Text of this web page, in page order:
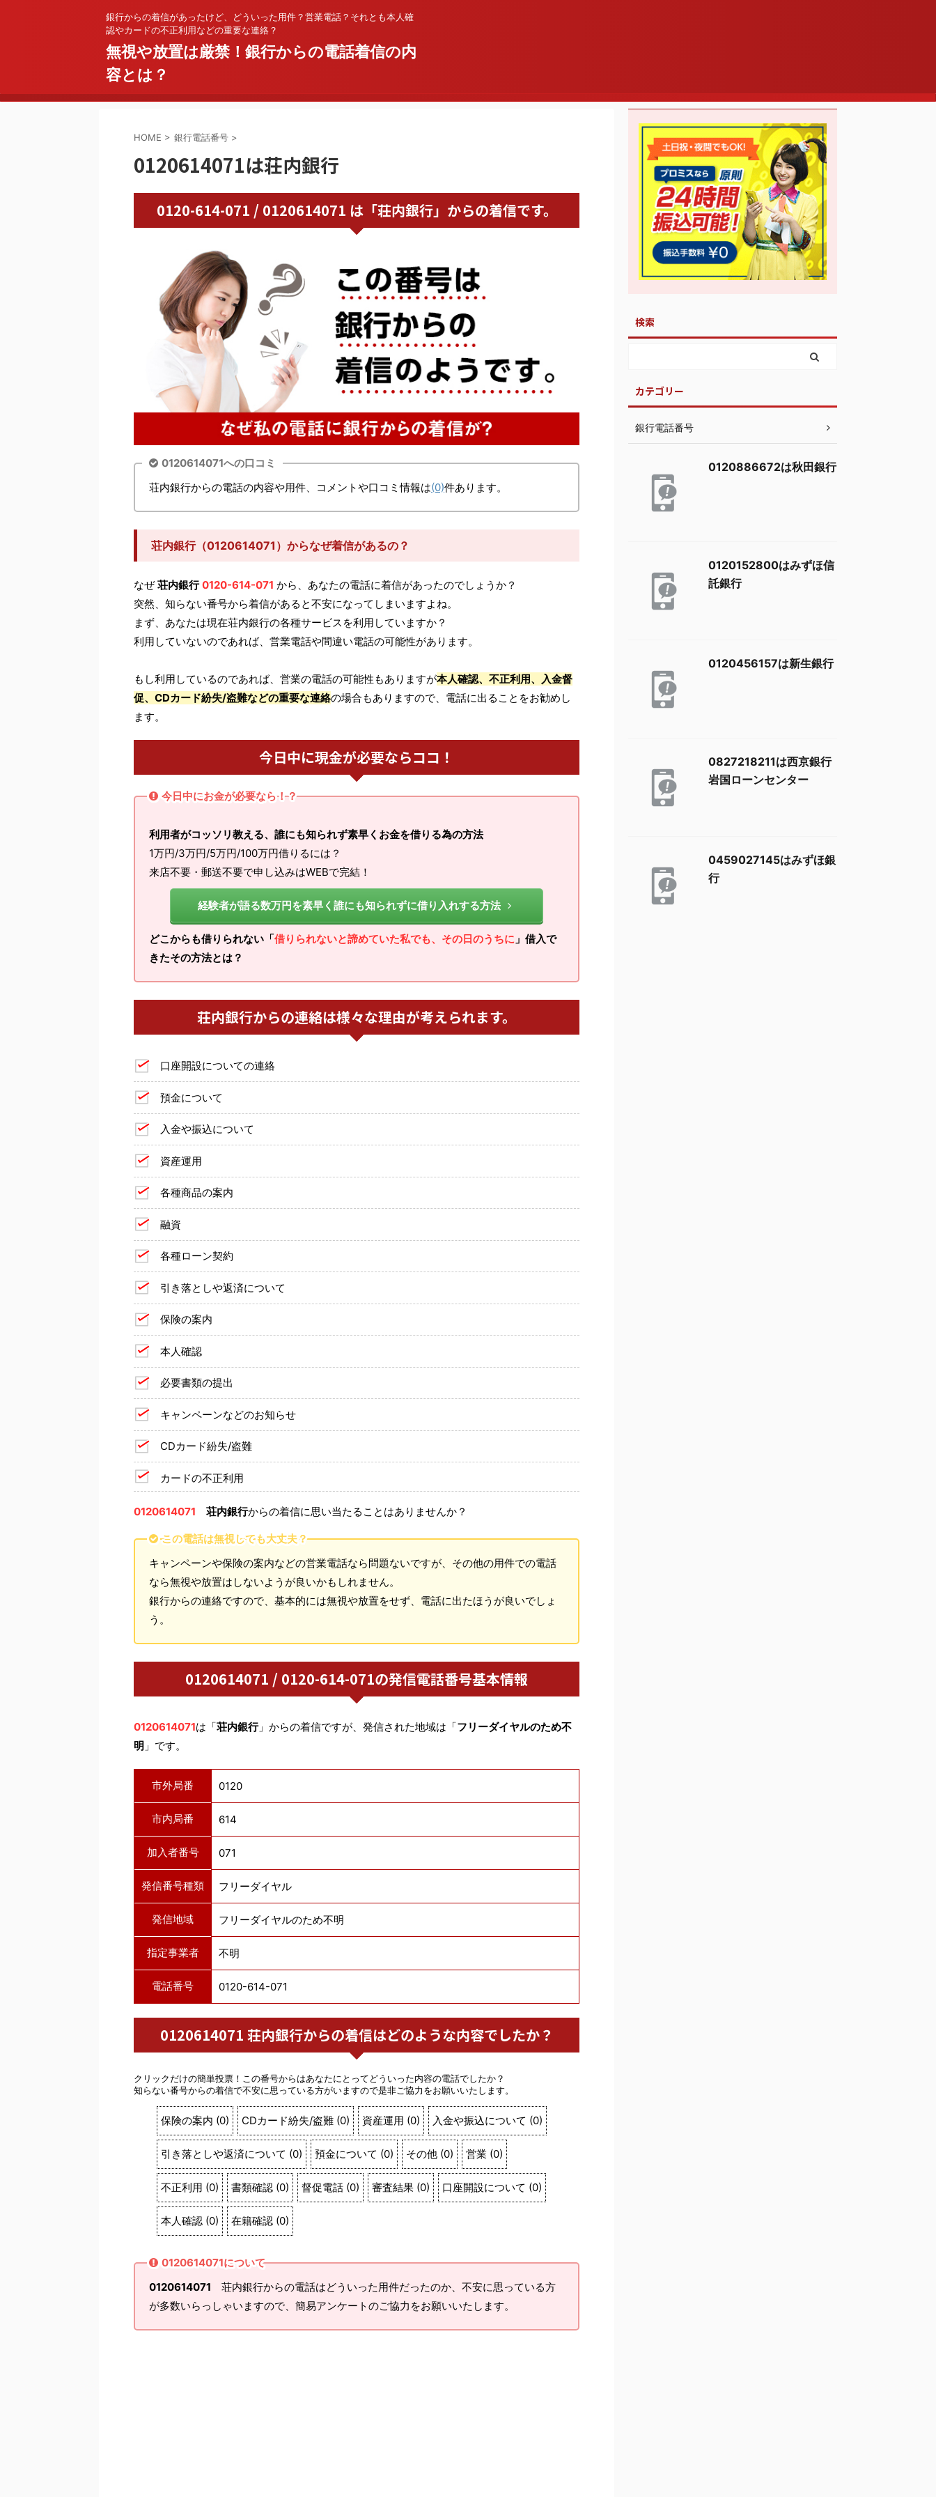
銀行からの着信があったけど、どういった用件？営業電話？それとも本人確
認やカードの不正利用などの重要な連絡？
無視や放置は厳禁！銀行からの電話着信の内
容とは？
HOME > 銀行電話番号 >
0120614071は荘内銀行
0120-614-071 / 0120614071 は「荘内銀行」からの着信です。
0120614071への口コミ
荘内銀行からの電話の内容や用件、コメントや口コミ情報は(0)件あります。
荘内銀行（0120614071）からなぜ着信があるの？
なぜ荘内銀行 0120-614-071 から、あなたの電話に着信があったのでしょうか？
突然、知らない番号から着信があると不安になってしまいますよね。
まず、あなたは現在荘内銀行の各種サービスを利用していますか？
利用していないのであれば、営業電話や間違い電話の可能性があります。
もし利用しているのであれば、営業の電話の可能性もありますが本人確認、不正利用、入金督
促、CDカード紛失/盗難などの重要な連絡の場合もありますので、電話に出ることをお勧めし
ます。
今日中に現金が必要ならココ！
今日中にお金が必要なら！？
利用者がコッソリ教える、誰にも知られず素早くお金を借りる為の方法
1万円/3万円/5万円/100万円借りるには？
来店不要・郵送不要で申し込みはWEBで完結！
経験者が語る数万円を素早く誰にも知られずに借り入れする方法
どこからも借りられない「借りられないと諦めていた私でも、その日のうちに 」借入で
きたその方法とは？
荘内銀行からの連絡は様々な理由が考えられます。
口座開設についての連絡
預金について
入金や振込について
資産運用
各種商品の案内
融資
各種ローン契約
引き落としや返済について
保険の案内
本人確認
必要書類の提出
キャンペーンなどのお知らせ
CDカード紛失/盗難
カードの不正利用
0120614071 荘内銀行からの着信に思い当たることはありませんか？
この電話は無視しても大丈夫？
キャンペーンや保険の案内などの営業電話なら問題ないですが、その他の用件での電話
なら無視や放置はしないようが良いかもしれません。
銀行からの連絡ですので、基本的には無視や放置をせず、電話に出たほうが良いでしょ
う。
0120614071 / 0120-614-071の発信電話番号基本情報
0120614071は「荘内銀行」からの着信ですが、発信された地域は「フリーダイヤルのため不
明 」です。
市外局番 0120
市内局番 614
加入者番号 071
発信番号種類 フリーダイヤル
発信地域 フリーダイヤルのため不明
指定事業者 不明
電話番号 0120-614-071
0120614071 荘内銀行からの着信はどのような内容でしたか？
クリックだけの簡単投票！この番号からはあなたにとってどういった内容の電話でしたか？
知らない番号からの着信で不安に思っている方がいますので是非ご協力をお願いいたします。
保険の案内 (0) CDカード紛失/盗難 (0) 資産運用 (0) 入金や振込について (0)
引き落としや返済について (0) 預金について (0) その他 (0) 営業 (0)
不正利用 (0) 書類確認 (0) 督促電話 (0) 審査結果 (0) 口座開設について (0)
本人確認 (0) 在籍確認 (0)
0120614071について
0120614071 荘内銀行からの電話はどういった用件だったのか、不安に思っている方
が多数いらっしゃいますので、簡易アンケートのご協力をお願いいたします。
検索
カテゴリー
銀行電話番号
0120886672は秋田銀行
0120152800はみずほ信
託銀行
0120456157は新生銀行
0827218211は西京銀行
岩国ローンセンター
0459027145はみずほ銀
行